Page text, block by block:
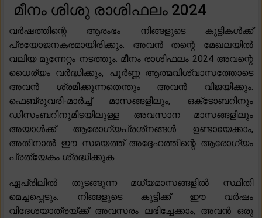
മീനം ശിശു രാശിഫലം 2024
വർഷത്തിന്റെ ആരംഭം നിങ്ങളുടെ കുട്ടികൾക്ക്
പ്രയോജനകരമായിരിക്കും. അവൻ തന്റെ മേഖലയിൽ
വലിയ മുന്നേറ്റം നടത്തും. മീനം രാശിഫലം 2024 അവന്റെ
ധൈര്യം വർദ്ധിക്കും, പൂർണ്ണ ആത്മവിശ്വാസത്തോടെ
അവൻ ശ്രമിക്കുന്നതെന്തും അവൻ വിജയിക്കും.
ഫെബ്രുവരി-മാർച്ച് മാസങ്ങളിലും, ഒക്‌ടോബറിനും
ഡിസംബറിനുമിടയിലുള്ള അവസാന മാസങ്ങളിലും
അയാൾക്ക് ആരോഗ്യപ്രശ്‌നങ്ങൾ ഉണ്ടായേക്കാം,
അതിനാൽ ഈ സമയത്ത് അദ്ദേഹത്തിന്റെ ആരോഗ്യം
പ്രത്യേകം ശ്രദ്ധിക്കുക.
ഏപ്രിലിൽ തുടങ്ങുന്ന മധ്യമാസങ്ങളിൽ സ്ഥിതി
മെച്ചപ്പെടും. നിങ്ങളുടെ കുട്ടിക്ക് ഈ വർഷം
വിദേശയാത്രയ്ക്ക് അവസരം ലഭിച്ചേക്കാം, അവൻ ഒരു